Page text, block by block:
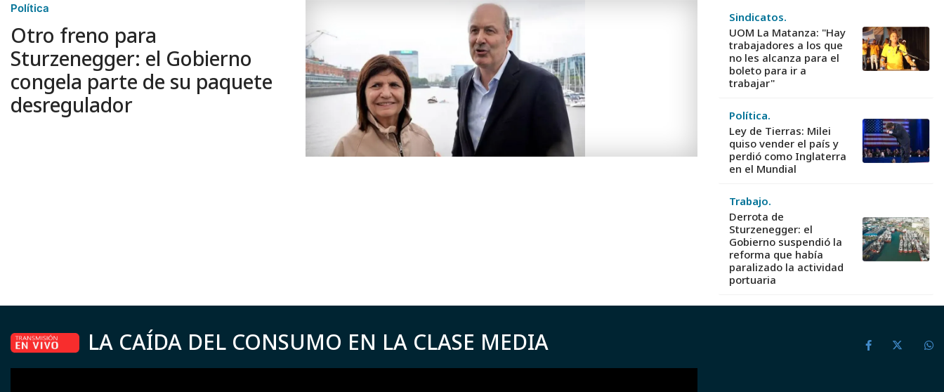
Política
Otro freno para
Sturzenegger: el Gobierno
congela parte de su paquete
desregulador
Sindicatos.
UOM La Matanza: "Hay
trabajadores a los que
no les alcanza para el
boleto para ir a
trabajar"
Política.
Ley de Tierras: Milei
quiso vender el país y
perdió como Inglaterra
en el Mundial
Trabajo.
Derrota de
Sturzenegger: el
Gobierno suspendió la
reforma que había
paralizado la actividad
portuaria
LA CAÍDA DEL CONSUMO EN LA CLASE MEDIA